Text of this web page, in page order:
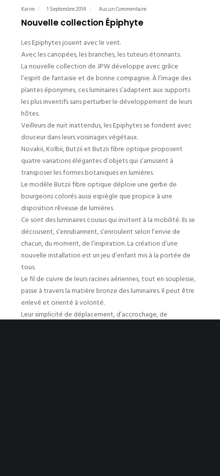
Karim 1 Septembre 2014 Aucun Commentaire
Nouvelle collection Épiphyte
Les Epiphytes jouent avec le vent.
Avec les canopées, les branches, les tuteurs étonnants.
La nouvelle collection de JPW développe avec grâce
l’esprit de fantaisie et de bonne compagnie. À l’image des
plantes éponymes, ces luminaires s’adaptent aux supports
les plus inventifs sans perturber le développement de leurs
hôtes.
Veilleurs de nuit inattendus, les Epiphytes se fondent avec
douceur dans leurs voisinages végétaux.
Novakii, Kolbii, Butzii et Butzii fibre optique proposent
quatre variations élégantes d’objets qui s’amusent à
transposer les formes botaniques en lumières.
Le modèle Butzii fibre optique déploie une gerbe de
bourgeons colorés aussi espiègle que propice à une
disposition rêveuse de lumières.
Ce sont des luminaires cousus qui invitent à la mobilité. Ils se
décousent, s’enrubannent, s’enroulent selon l’envie de
chacun, du moment, de l’inspiration. La création d’une
nouvelle installation est un jeu d’enfant mis à la portée de
tous.
Le fil de cuivre de leurs racines aériennes, tout en souplesse,
passe à travers la matière bronze des luminaires. Il peut être
enlevé et orienté à volonté.
Leur simplicité de déplacement, d’accrochage, de